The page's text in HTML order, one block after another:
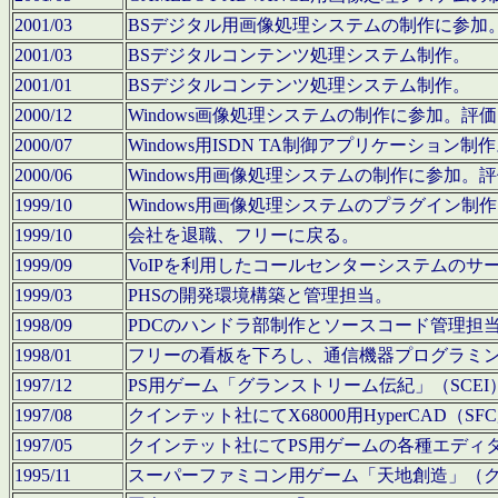
2001/03
BSデジタル用画像処理システムの制作に参
2001/03
BSデジタルコンテンツ処理システム制作。
2001/01
BSデジタルコンテンツ処理システム制作。
2000/12
Windows画像処理システムの制作に参加。評
2000/07
Windows用ISDN TA制御アプリケーション制
2000/06
Windows用画像処理システムの制作に参加。
1999/10
Windows用画像処理システムのプラグイン制
1999/10
会社を退職、フリーに戻る。
1999/09
VoIPを利用したコールセンターシステムのサ
1999/03
PHSの開発環境構築と管理担当。
1998/09
PDCのハンドラ部制作とソースコード管理担
1998/01
フリーの看板を下ろし、通信機器プログラミ
1997/12
PS用ゲーム「グランストリーム伝紀」（
1997/08
クインテット社にてX68000用HyperCAD（
1997/05
クインテット社にてPS用ゲームの各種エデ
1995/11
スーパーファミコン用ゲーム「天地創造」（